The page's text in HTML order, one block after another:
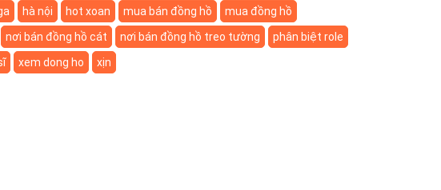
hà nội hot xoan mua bán đồng hồ
mua đồng hồ
nơi bán đồng hồ cát nơi bán đồng hồ treo tường
phân biệt role
xem dong ho xịn